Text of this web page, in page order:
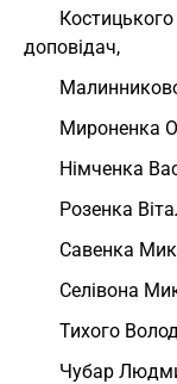
доповідач,
Мироненка
Німченка
Розенка
Савенка
Селівона
Тихого
Чубар